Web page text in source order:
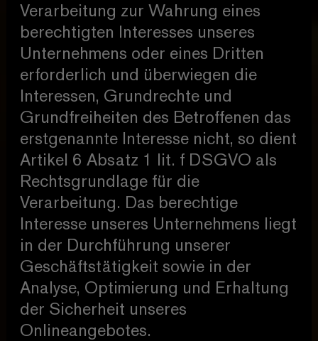
Verarbeitung zur Wahrung eines
berechtigten Interesses unseres
Unternehmens oder eines Dritten
erforderlich und überwiegen die
Interessen, Grundrechte und
Grundfreiheiten des Betroffenen das
erstgenannte Interesse nicht, so dient
Artikel 6 Absatz 1 lit. f DSGVO als
Rechtsgrundlage für die
Verarbeitung. Das berechtige
Interesse unseres Unternehmens liegt
in der Durchführung unserer
Geschäftstätigkeit sowie in der
Analyse, Optimierung und Erhaltung
der Sicherheit unseres
Onlineangebotes.